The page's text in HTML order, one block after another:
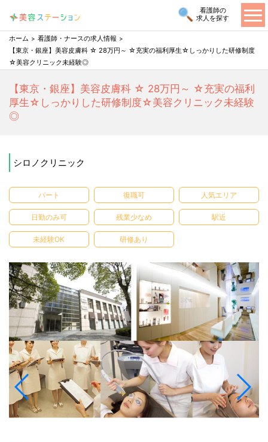
看護師の
求人を探す
ホーム
看護師・ナースの求人情報
【東京・銀座】美容皮膚科 ☆ 28万円～ ☆充実の福利厚生☆しっかりした研修制度
☆美容クリニック未経験◎
【東京・銀座】美容皮膚科 ☆ 28万円～ ☆充実の福利
厚生☆しっかりした研修制度☆美容クリニック未経験
◎
シロノクリニック
パート 復職可 人気エリア
日勤のみ可 残業少なめ 駅近
未経験OK 研修あり